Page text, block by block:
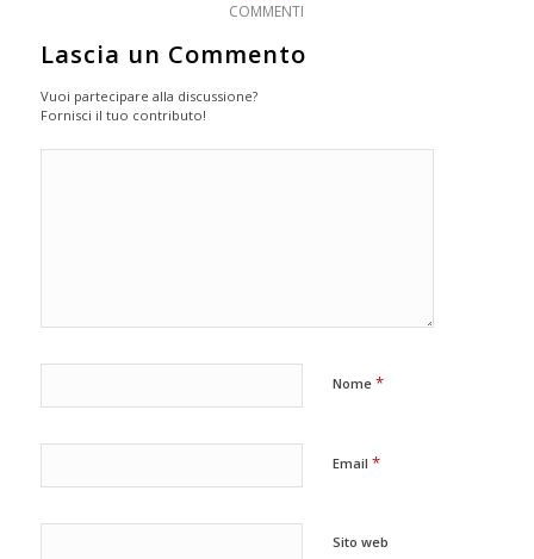
COMMENTI
Lascia un Commento
Vuoi partecipare alla discussione?
Fornisci il tuo contributo!
Nome *
Email *
Sito web